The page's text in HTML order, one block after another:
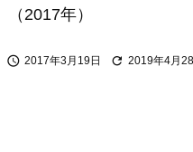
（2017年）
 2017年3月19日  2019年4月